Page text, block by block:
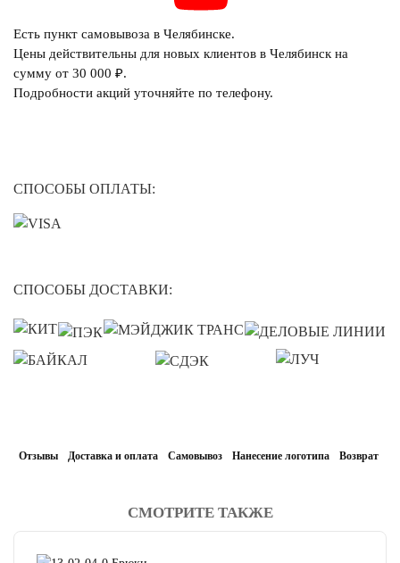
Есть пункт самовывоза в Челябинске.
Цены действительны для новых клиентов в Челябинск на
сумму от 30 000 ₽.
Подробности акций уточняйте по телефону.
СПОСОБЫ ОПЛАТЫ:
СПОСОБЫ ДОСТАВКИ:
Отзывы Доставка и оплата Самовывоз Нанесение логотипа Возврат
СМОТРИТЕ ТАКЖЕ